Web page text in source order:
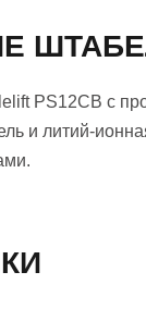
PS12CB с
и литий-